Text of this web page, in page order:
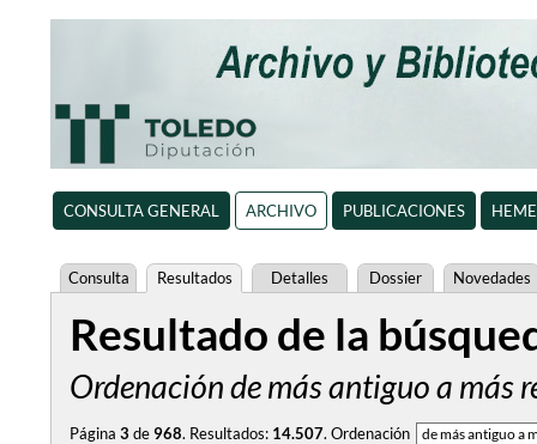
CONSULTA GENERAL ARCHIVO PUBLICACIONES
Consulta Resultados Detalles Dossier Novedades
Resultado de la
Ordenación de más antiguo a más
Página 3 de968. Resultados: 14.507. Ordenación